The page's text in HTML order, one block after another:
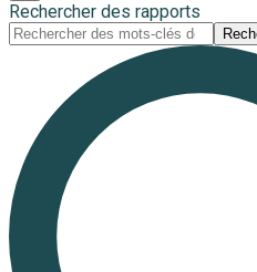
Rechercher des rapports